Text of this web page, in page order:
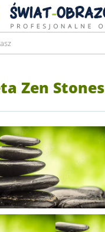
Zen Stones